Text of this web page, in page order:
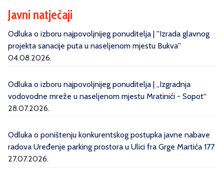
Javni natječaji
Odluka o izboru najpovoljnijeg ponuditelja | ''Izrada glavnog
projekta sanacije puta u naseljenom mjestu Bukva''
04.08.2026.
Odluka o izboru najpovoljnijeg ponuditelja | „Izgradnja
vodovodne mreže u naseljenom mjestu Mratinići - Sopot“
28.07.2026.
Odluka o poništenju konkurentskog postupka javne nabave
radova Uređenje parking prostora u Ulici fra Grge Martića 177
27.07.2026.